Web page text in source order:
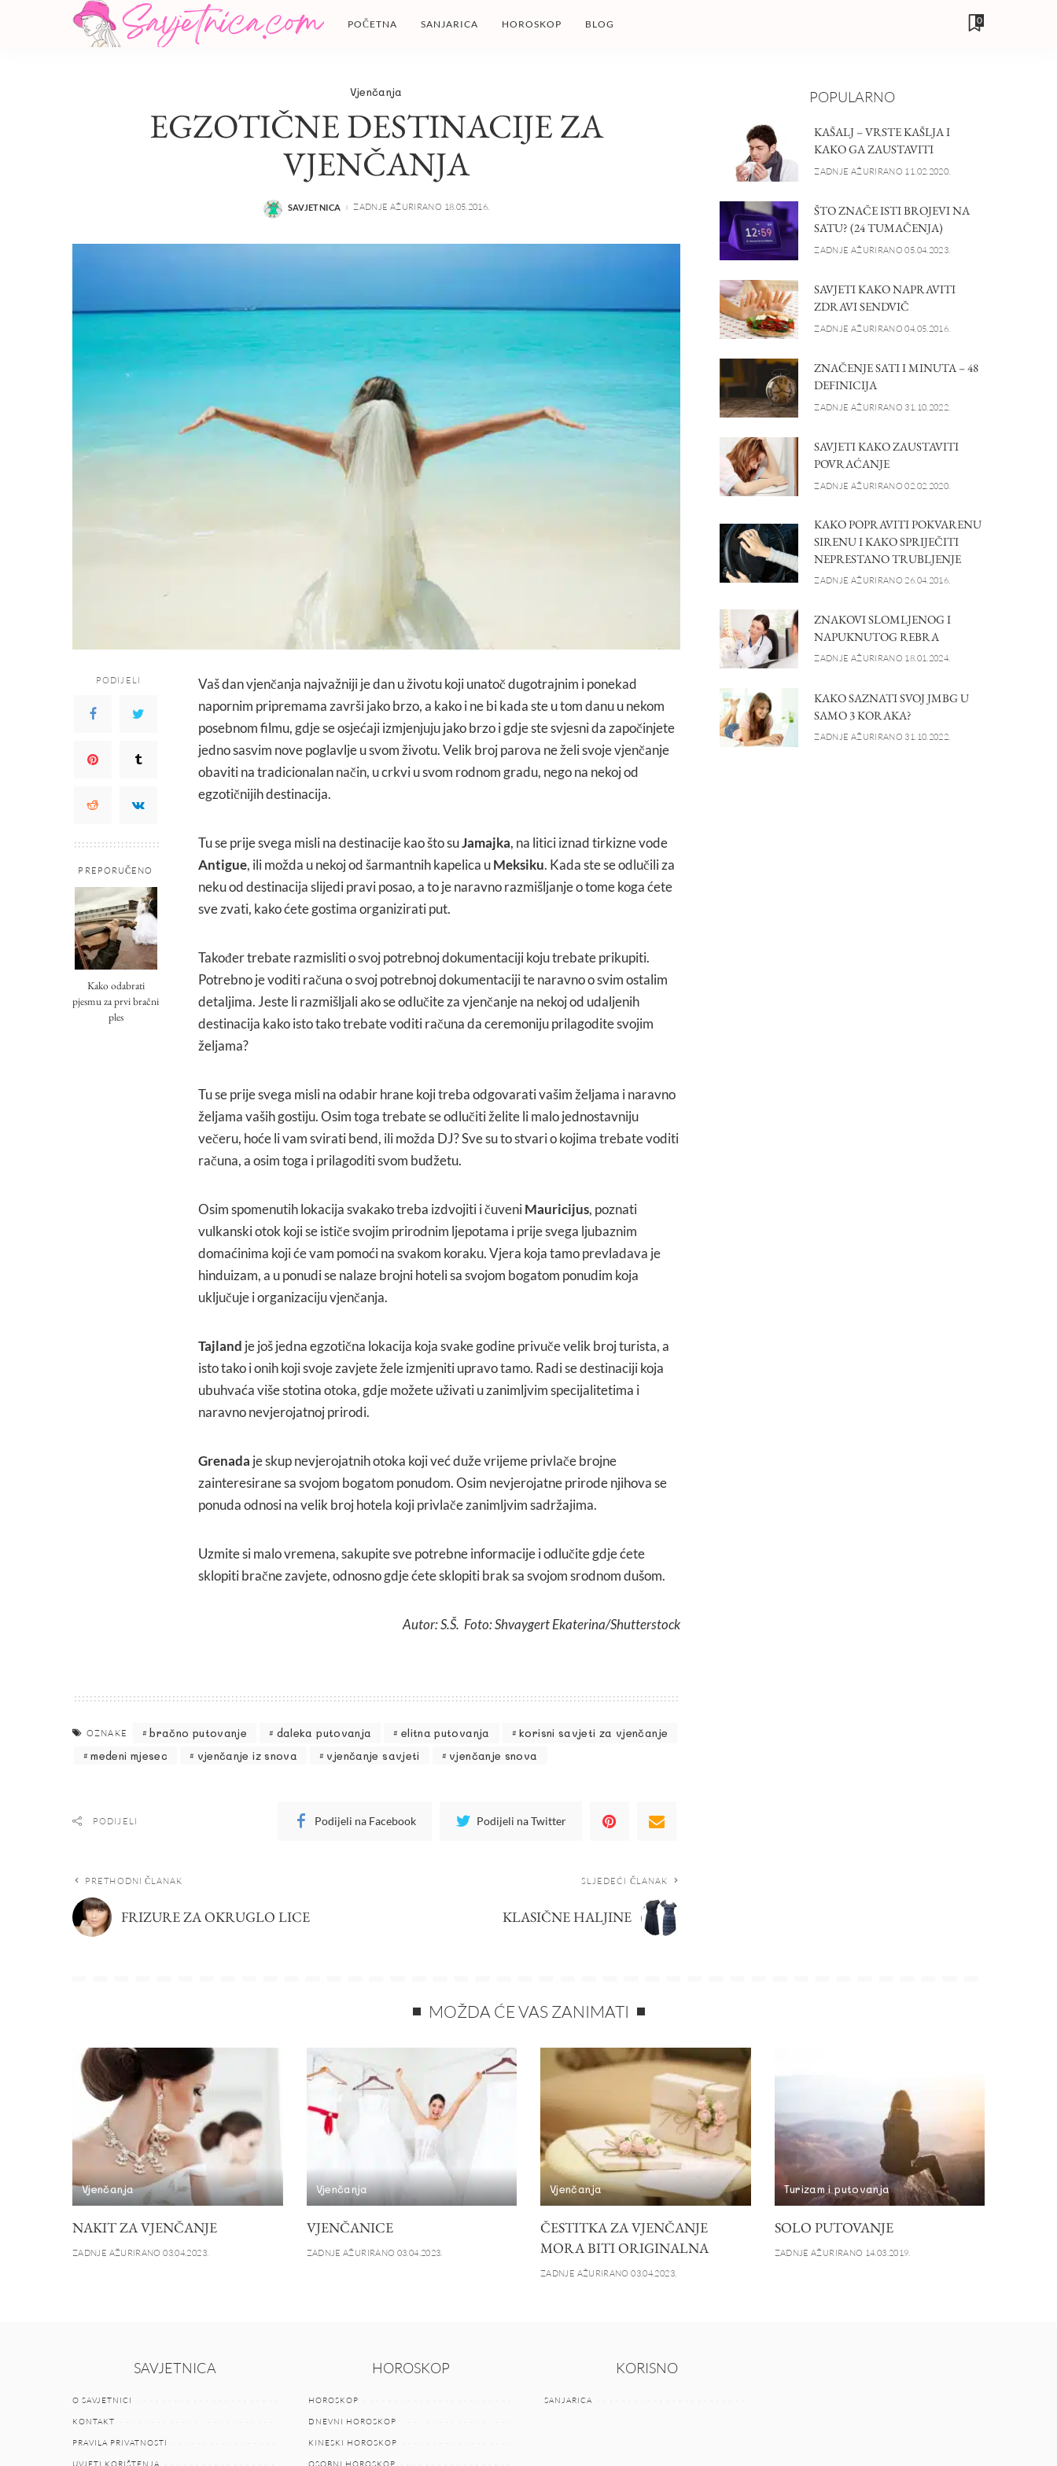
POČETNA SANJARICA HOROSKOP BLOG 0
Vjenčanja
EGZOTIČNE DESTINACIJE ZA
VJENČANJA
POSTED
SAVJETNICA ZADNJE AŽURIRANO 18.05.2016.
PODIJELI
PREPORUČENO
Kako odabrati
pjesmu za prvi bračni
ples
Vaš dan vjenčanja najvažniji je dan u životu koji unatoč dugotrajnim i ponekad
napornim pripremama završi jako brzo, a kako i ne bi kada ste u tom danu u nekom
posebnom filmu, gdje se osjećaji izmjenjuju jako brzo i gdje ste svjesni da započinjete
jedno sasvim nove poglavlje u svom životu. Velik broj parova ne želi svoje vjenčanje
obaviti na tradicionalan način, u crkvi u svom rodnom gradu, nego na nekoj od
egzotičnijih destinacija.
Tu se prije svega misli na destinacije kao što suJamajka, na litici iznad tirkizne vode
Antigue, ili možda u nekoj od šarmantnih kapelica uMeksiku. Kada ste se odlučili za
neku od destinacija slijedi pravi posao, a to je naravno razmišljanje o tome koga ćete
sve zvati, kako ćete gostima organizirati put.
Također trebate razmisliti o svoj potrebnoj dokumentaciji koju trebate prikupiti.
Potrebno je voditi računa o svoj potrebnoj dokumentaciji te naravno o svim ostalim
detaljima. Jeste li razmišljali ako se odlučite za vjenčanje na nekoj od udaljenih
destinacija kako isto tako trebate voditi računa da ceremoniju prilagodite svojim
željama?
Tu se prije svega misli na odabir hrane koji treba odgovarati vašim željama i naravno
željama vaših gostiju. Osim toga trebate se odlučiti želite li malo jednostavniju
večeru, hoće li vam svirati bend, ili možda DJ? Sve su to stvari o kojima trebate voditi
računa, a osim toga i prilagoditi svom budžetu.
Osim spomenutih lokacija svakako treba izdvojiti i čuveniMauricijus, poznati
vulkanski otok koji se ističe svojim prirodnim ljepotama i prije svega ljubaznim
domaćinima koji će vam pomoći na svakom koraku. Vjera koja tamo prevladava je
hinduizam, a u ponudi se nalaze brojni hoteli sa svojom bogatom ponudim koja
uključuje i organizaciju vjenčanja.
Tajland je još jedna egzotična lokacija koja svake godine privuče velik broj turista, a
isto tako i onih koji svoje zavjete žele izmjeniti upravo tamo. Radi se destinaciji koja
ubuhvaća više stotina otoka, gdje možete uživati u zanimljvim specijalitetima i
naravno nevjerojatnoj prirodi.
Grenada je skup nevjerojatnih otoka koji već duže vrijeme privlače brojne
zainteresirane sa svojom bogatom ponudom. Osim nevjerojatne prirode njihova se
ponuda odnosi na velik broj hotela koji privlače zanimljvim sadržajima.
Uzmite si malo vremena, sakupite sve potrebne informacije i odlučite gdje ćete
sklopiti bračne zavjete, odnosno gdje ćete sklopiti brak sa svojom srodnom dušom.
Autor: S.Š. Foto: Shvaygert Ekaterina/Shutterstock
OZNAKE bračno putovanje daleka putovanja elitna putovanja
korisni savjeti za vjenčanje
medeni mjesec
vjenčanje iz snova vjenčanje savjeti vjenčanje snova
PODIJELI Podijeli na Facebook Podijeli na Twitter
PRETHODNI ČLANAK
FRIZURE ZA OKRUGLO LICE
SLJEDEĆI ČLANAK
KLASIČNE HALJINE
POPULARNO
KAŠALJ – VRSTE KAŠLJA I
KAKO GA ZAUSTAVITI
ZADNJE AŽURIRANO 11.02.2020.
ŠTO ZNAČE ISTI BROJEVI NA
SATU? (24 TUMAČENJA)
ZADNJE AŽURIRANO 05.04.2023.
SAVJETI KAKO NAPRAVITI
ZDRAVI SENDVIČ
ZADNJE AŽURIRANO 04.05.2016.
ZNAČENJE SATI I MINUTA – 48
DEFINICIJA
ZADNJE AŽURIRANO 31.10.2022.
SAVJETI KAKO ZAUSTAVITI
POVRAĆANJE
ZADNJE AŽURIRANO 02.02.2020.
KAKO POPRAVITI POKVARENU
SIRENU I KAKO SPRIJEČITI
NEPRESTANO TRUBLJENJE
ZADNJE AŽURIRANO 26.04.2016.
ZNAKOVI SLOMLJENOG I
NAPUKNUTOG REBRA
ZADNJE AŽURIRANO 18.01.2024.
KAKO SAZNATI SVOJ JMBG U
SAMO 3 KORAKA?
ZADNJE AŽURIRANO 31.10.2022.
MOŽDA ĆE VAS ZANIMATI
Vjenčanja
NAKIT ZA VJENČANJE
ZADNJE AŽURIRANO 03.04.2023.
Vjenčanja
VJENČANICE
ZADNJE AŽURIRANO 03.04.2023.
Vjenčanja
ČESTITKA ZA VJENČANJE
MORA BITI ORIGINALNA
ZADNJE AŽURIRANO 03.04.2023.
Turizam i putovanja
SOLO PUTOVANJE
ZADNJE AŽURIRANO 14.03.2019.
SAVJETNICA
O SAVJETNICI
KONTAKT
PRAVILA PRIVATNOSTI
UVJETI KORIŠTENJA
HOROSKOP
HOROSKOP
DNEVNI HOROSKOP
KINESKI HOROSKOP
OSOBNI HOROSKOP
KORISNO
SANJARICA